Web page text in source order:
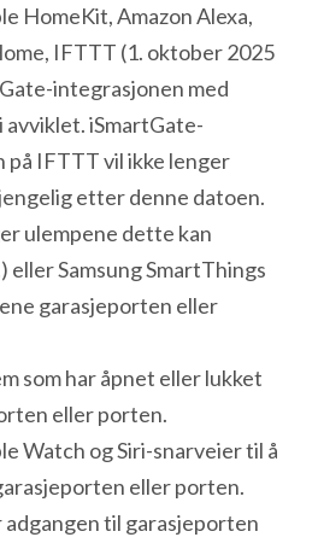
HomeKit, Amazon Alexa,
IFTTT (1. oktober 2025
integrasjonen med
avviklet. iSmartGate-
på IFTTT vil ikke lenger
etter denne datoen.
ulempene dette kan
eller Samsung SmartThings
garasjeporten eller
som har åpnet eller lukket
eller porten.
Watch og Siri-snarveier til å
eller porten.
til garasjeporten